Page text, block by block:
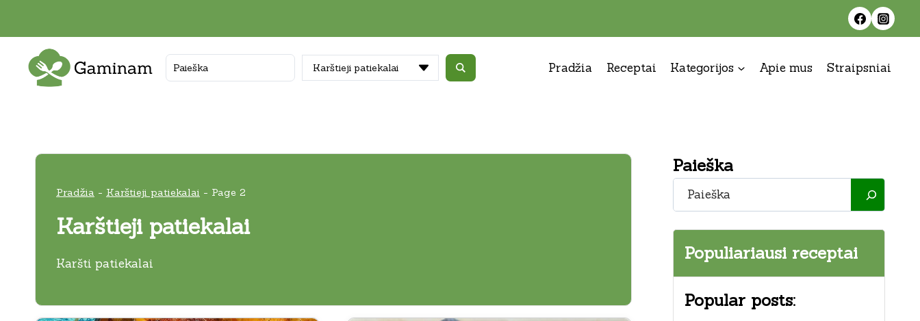
Karštieji patiekalai Pradžia Receptai Kategorijos Apie mus Straipsniai
Pradžia - Karštieji patiekalai - Page 2
Karštieji patiekalai
Karšti patiekalai
Paieška
Paieška
Populiariausi receptai
Popular posts: